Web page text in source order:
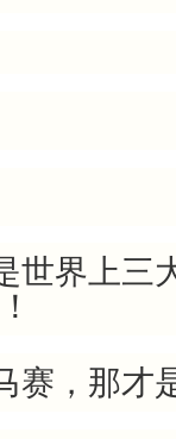
世界上三
赛，那才